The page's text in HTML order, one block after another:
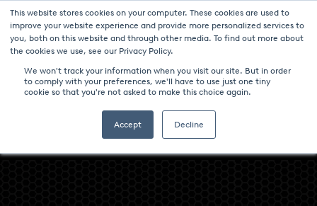
This website stores cookies on your computer. These cookies are used to
improve your website experience and provide more personalized services to
you, both on this website and through other media. To find out more about
the cookies we use, see our Privacy Policy.
We won't track your information when you visit our site. But in order
to comply with your preferences, we'll have to use just one tiny
cookie so that you're not asked to make this choice again.
Accept Decline
新聞與事件 媒体中心 加入我们